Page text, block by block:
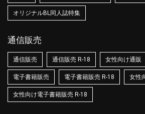
オリジナルBL同人誌特集
通信販売
通信販売 通信販売 R-18 女性向け通販
電子書籍販売 電子書籍販売 R-18 女性
女性向け電子書籍販売 R-18